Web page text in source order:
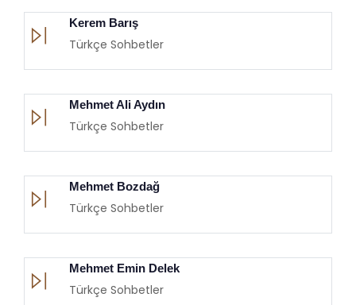
Kerem Barış
Türkçe Sohbetler
Mehmet Ali Aydın
Türkçe Sohbetler
Mehmet Bozdağ
Türkçe Sohbetler
Mehmet Emin Delek
Türkçe Sohbetler